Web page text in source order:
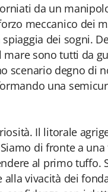
da un
meccanico dei
dei sogni.
mare sono tutti da
scenario degno di
una
Il litorale
di fronte a
al primo tuffo.
vivacità dei